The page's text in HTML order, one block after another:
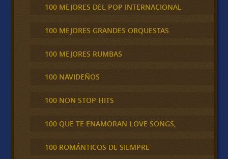
100 MEJORES DEL POP INTERNACIONAL
100 MEJORES GRANDES ORQUESTAS
100 MEJORES RUMBAS
100 NAVIDEÑOS
100 NON STOP HITS
100 QUE TE ENAMORAN LOVE SONGS,
100 ROMÁNTICOS DE SIEMPRE